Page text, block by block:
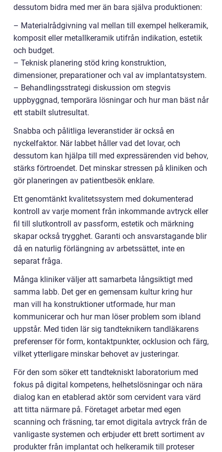
dessutom bidra med mer än bara själva produktionen:
– Materialrådgivning val mellan till exempel helkeramik,
komposit eller metallkeramik utifrån indikation, estetik
och budget.
– Teknisk planering stöd kring konstruktion,
dimensioner, preparationer och val av implantatsystem.
– Behandlingsstrategi diskussion om stegvis
uppbyggnad, temporära lösningar och hur man bäst når
ett stabilt slutresultat.
Snabba och pålitliga leveranstider är också en
nyckelfaktor. När labbet håller vad det lovar, och
dessutom kan hjälpa till med expressärenden vid behov,
stärks förtroendet. Det minskar stressen på kliniken och
gör planeringen av patientbesök enklare.
Ett genomtänkt kvalitetssystem med dokumenterad
kontroll av varje moment från inkommande avtryck eller
fil till slutkontroll av passform, estetik och märkning
skapar också trygghet. Garanti och ansvarstagande blir
då en naturlig förlängning av arbetssättet, inte en
separat fråga.
Många kliniker väljer att samarbeta långsiktigt med
samma labb. Det ger en gemensam kultur kring hur
man vill ha konstruktioner utformade, hur man
kommunicerar och hur man löser problem som ibland
uppstår. Med tiden lär sig tandteknikern tandläkarens
preferenser för form, kontaktpunkter, ocklusion och färg,
vilket ytterligare minskar behovet av justeringar.
För den som söker ett tandtekniskt laboratorium med
fokus på digital kompetens, helhetslösningar och nära
dialog kan en etablerad aktör som cervident vara värd
att titta närmare på. Företaget arbetar med egen
scanning och fräsning, tar emot digitala avtryck från de
vanligaste systemen och erbjuder ett brett sortiment av
produkter från implantat och helkeramik till proteser